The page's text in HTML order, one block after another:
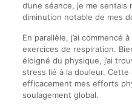
d’une séance, je me
diminution notable de mes
En parallèle, j’ai commencé
exercices de respiration.
éloigné du physique, j’ai
stress lié à la douleur.
efficacement mes efforts
soulagement global.